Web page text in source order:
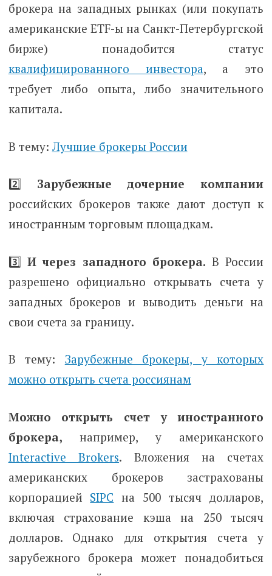
брокера на западных рынках (или покупать
американские ETF-ы на Санкт-Петербургской
бирже) понадобится статус
квалифицированного инвестора, а это
требует либо опыта, либо значительного
капитала.
В тему: Лучшие брокеры России
2️⃣ Зарубежные дочерние компании
российских брокеров также дают доступ к
иностранным торговым площадкам.
3️⃣ И через западного брокера. В России
разрешено официально открывать счета у
западных брокеров и выводить деньги на
свои счета за границу.
В тему: Зарубежные брокеры, у которых
можно открыть счета россиянам
Можно открыть счет у иностранного
брокера, например, у американского
Interactive Brokers. Вложения на счетах
американских брокеров застрахованы
корпорацией SIPC на 500 тысяч долларов,
включая страхование кэша на 250 тысяч
долларов. Однако для открытия счета у
зарубежного брокера может понадобиться